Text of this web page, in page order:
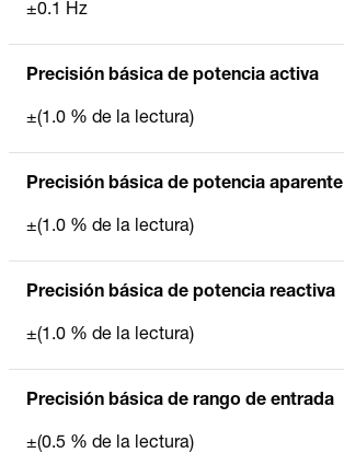
±0.1 Hz
Precisión básica de potencia activa
±(1.0 % de la lectura)
Precisión básica de potencia aparente
±(1.0 % de la lectura)
Precisión básica de potencia reactiva
±(1.0 % de la lectura)
Precisión básica de rango de entrada
±(0.5 % de la lectura)